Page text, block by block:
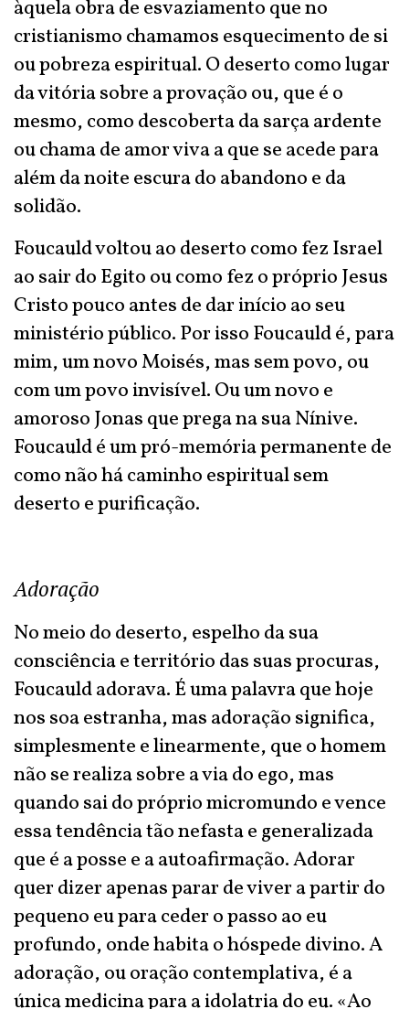
àquela obra de esvaziamento que no
cristianismo chamamos esquecimento de si
ou pobreza espiritual. O deserto como lugar
da vitória sobre a provação ou, que é o
mesmo, como descoberta da sarça ardente
ou chama de amor viva a que se acede para
além da noite escura do abandono e da
solidão.
Foucauld voltou ao deserto como fez Israel
ao sair do Egito ou como fez o próprio Jesus
Cristo pouco antes de dar início ao seu
ministério público. Por isso Foucauld é, para
mim, um novo Moisés, mas sem povo, ou
com um povo invisível. Ou um novo e
amoroso Jonas que prega na sua Nínive.
Foucauld é um pró-memória permanente de
como não há caminho espiritual sem
deserto e purificação.
Adoração
No meio do deserto, espelho da sua
consciência e território das suas procuras,
Foucauld adorava. É uma palavra que hoje
nos soa estranha, mas adoração significa,
simplesmente e linearmente, que o homem
não se realiza sobre a via do ego, mas
quando sai do próprio micromundo e vence
essa tendência tão nefasta e generalizada
que é a posse e a autoafirmação. Adorar
quer dizer apenas parar de viver a partir do
pequeno eu para ceder o passo ao eu
profundo, onde habita o hóspede divino. A
adoração, ou oração contemplativa, é a
única medicina para a idolatria do eu. «Ao